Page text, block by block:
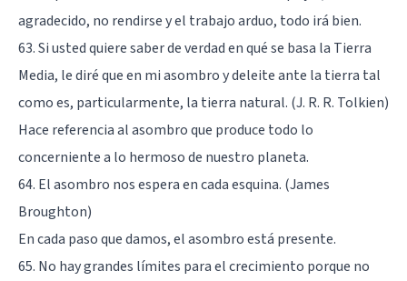
agradecido, no rendirse y el trabajo arduo, todo irá bien.
63. Si usted quiere saber de verdad en qué se basa la Tierra
Media, le diré que en mi asombro y deleite ante la tierra tal
como es, particularmente, la tierra natural. (J. R. R. Tolkien)
Hace referencia al asombro que produce todo lo
concerniente a lo hermoso de nuestro planeta.
64. El asombro nos espera en cada esquina. (James
Broughton)
En cada paso que damos, el asombro está presente.
65. No hay grandes límites para el crecimiento porque no